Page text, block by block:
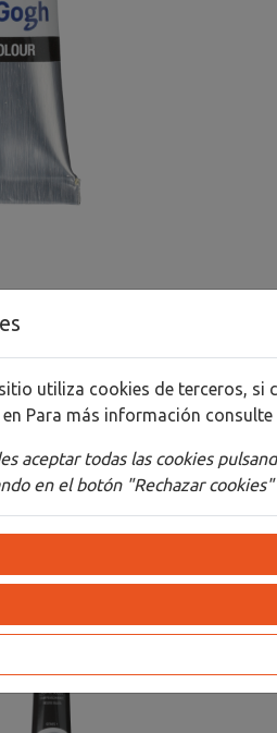
utiliza cookies de terceros, si
Para más información consulte
aceptar todas las cookies
en el botón "Rechazar